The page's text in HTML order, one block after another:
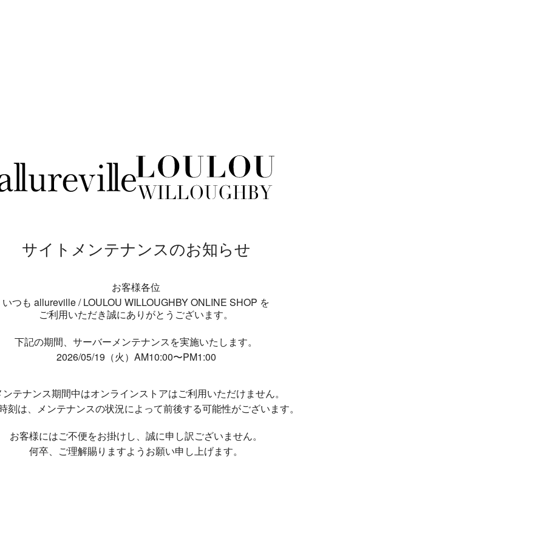
サイトメンテナンスのお知らせ
お客様各位
いつも allureville / LOULOU WILLOUGHBY ONLINE SHOP を
ご利用いただき誠にありがとうございます。
下記の期間、サーバーメンテナンスを実施いたします。
2026/05/19（火）AM10:00〜PM1:00
ンテナンス期間中はオンラインストアはご利用いただけません。
刻は、メンテナンスの状況によって前後する可能性がございます。
お客様にはご不便をお掛けし、 誠に申し訳ございません。
何卒、ご理解賜りますようお願い申し上げます。